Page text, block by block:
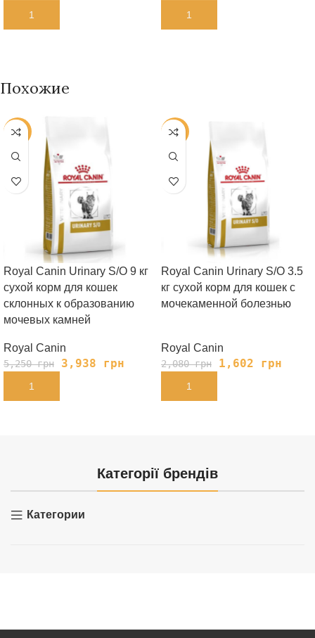
В КОРЗИНУ В КОРЗИНУ
Похожие
-25%
Royal Canin Urinary S/O 9 кг
сухой корм для кошек
склонных к образованию
мочевых камней
Royal Canin
5,250грн 3,938 грн
В КОРЗИНУ
-23%
Royal Canin Urinary S/O 3.5
кг сухой корм для кошек с
мочекаменной болезнью
Royal Canin
2,080грн 1,602 грн
В КОРЗИНУ
Категорії брендів
Категории